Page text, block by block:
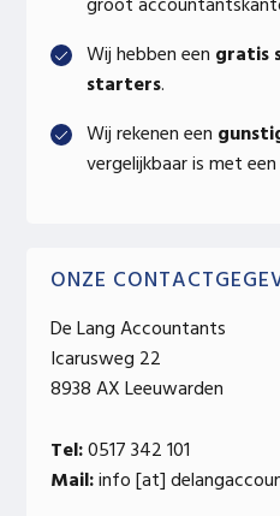
Wij hebben een gratis
starters.
Wij rekenen een
vergelijkbaar is met
ONZE
De Lang Accountants
Icarusweg 22
8938 AX Leeuwarden
Tel:0517 342 101
Mail:info [at]